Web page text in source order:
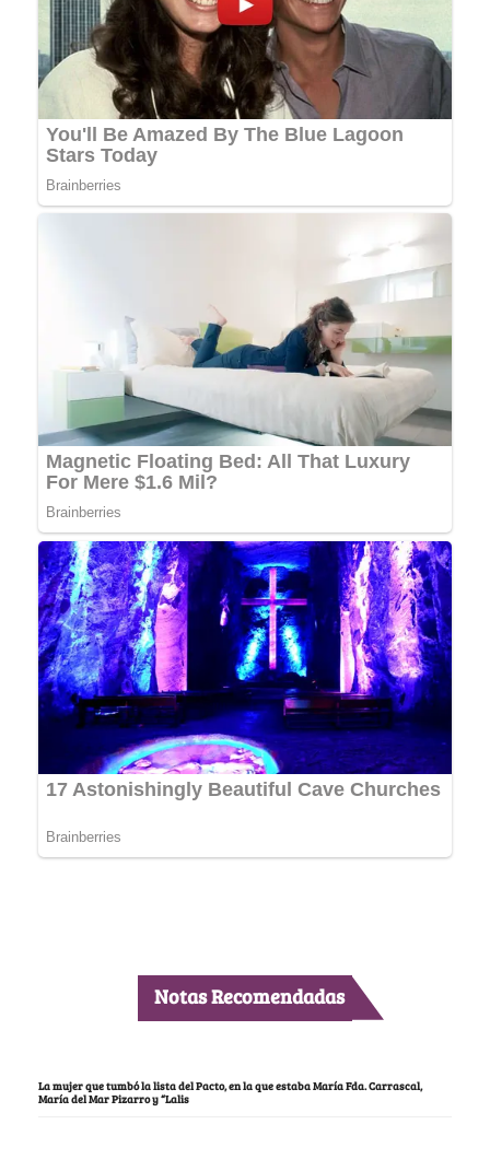
Notas Recomendadas
La mujer que tumbó la lista del Pacto, en la que estaba María Fda. Carrascal,
María del Mar Pizarro y “Lalis